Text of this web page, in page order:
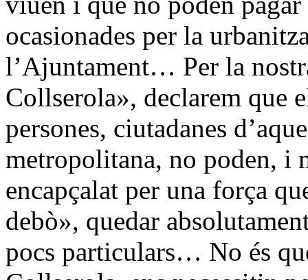
ocasionades per la
l’Ajuntament… Per la
Collserola», declarem que
persones, ciutadanes
metropolitana, no poden, i
encapçalat per una força
debò», quedar
pocs particulars… No és